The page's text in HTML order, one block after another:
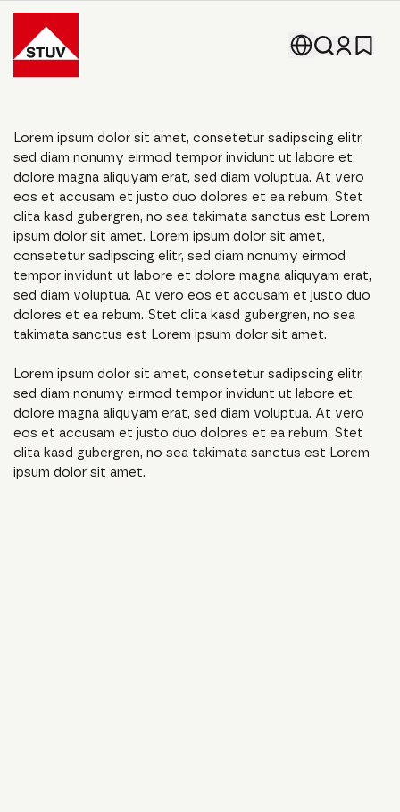
Go To the Homepage
Lorem ipsum dolor sit amet, consetetur sadipscing elitr,
sed diam nonumy eirmod tempor invidunt ut labore et
dolore magna aliquyam erat, sed diam voluptua. At vero
eos et accusam et justo duo dolores et ea rebum. Stet
clita kasd gubergren, no sea takimata sanctus est Lorem
ipsum dolor sit amet. Lorem ipsum dolor sit amet,
consetetur sadipscing elitr, sed diam nonumy eirmod
tempor invidunt ut labore et dolore magna aliquyam erat,
sed diam voluptua. At vero eos et accusam et justo duo
dolores et ea rebum. Stet clita kasd gubergren, no sea
takimata sanctus est Lorem ipsum dolor sit amet.
Lorem ipsum dolor sit amet, consetetur sadipscing elitr,
sed diam nonumy eirmod tempor invidunt ut labore et
dolore magna aliquyam erat, sed diam voluptua. At vero
eos et accusam et justo duo dolores et ea rebum. Stet
clita kasd gubergren, no sea takimata sanctus est Lorem
ipsum dolor sit amet.